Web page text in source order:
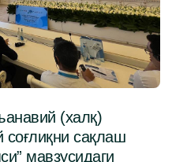
(халқ)
соғлиқни сақлаш
мавзусидаги